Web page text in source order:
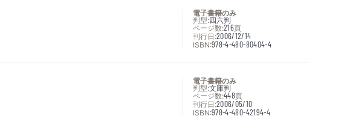
電子書籍のみ
判型:四六判
ページ数:216頁
刊行日:2006/12/14
ISBN:978-4-480-80404-4
電子書籍のみ
判型:文庫判
ページ数:448頁
刊行日:2006/05/10
ISBN:978-4-480-42194-4